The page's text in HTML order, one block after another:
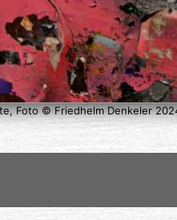
Foto © Friedhelm Denkeler